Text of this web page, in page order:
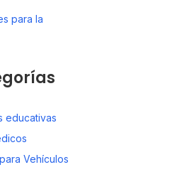
para la
educativas
Vehículos